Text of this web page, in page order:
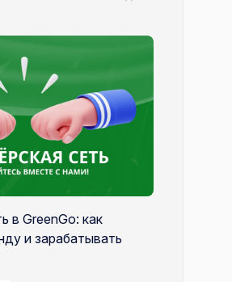
в GreenGo: как
и зарабатывать